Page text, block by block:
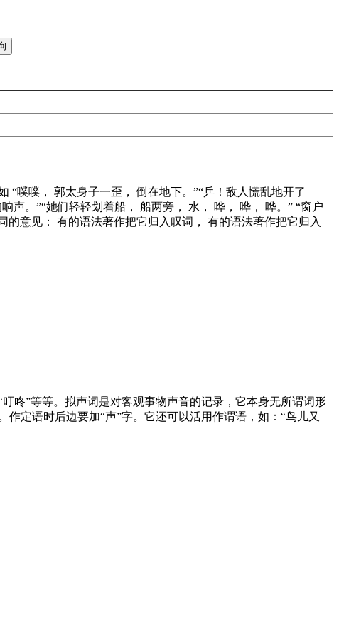
“噗噗， 郭太身子一歪， 倒在地下。”“乒！敌人慌乱地开了
声。”“她们轻轻划着船， 船两旁， 水， 哗， 哗， 哗。” “窗户
意见： 有的语法著作把它归入叹词， 有的语法著作把它归入
咚”等等。拟声词是对客观事物声音的记录，它本身无所谓词形
定语时后边要加“声”字。它还可以活用作谓语，如：“鸟儿又